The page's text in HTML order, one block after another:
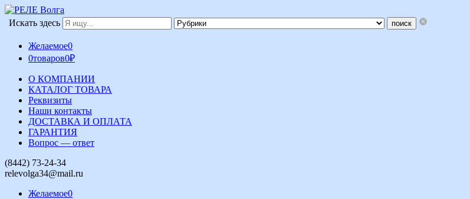
Искать здесь
Желаемое0
0товаров0₽
О КОМПАНИИ
КАТАЛОГ ТОВАРА
Реквизиты
Наши контакты
ДОСТАВКА И ОПЛАТА
ГАРАНТИЯ
Вопрос — ответ
(8442) 73-24-34
relevolga34@mail.ru
Желаемое0